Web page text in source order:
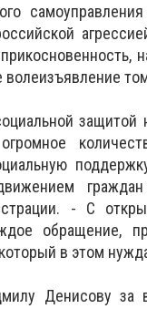
защитой
- С
обращение,
в этом
Денисову за